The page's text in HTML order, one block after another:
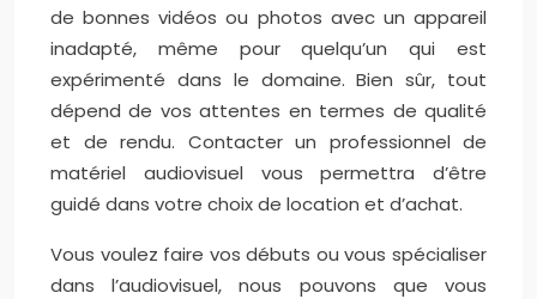
de bonnes vidéos ou photos avec un appareil
inadapté, même pour quelqu’un qui est
expérimenté dans le domaine. Bien sûr, tout
dépend de vos attentes en termes de qualité
et de rendu. Contacter un professionnel de
matériel audiovisuel vous permettra d’être
guidé dans votre choix de location et d’achat.
Vous voulez faire vos débuts ou vous spécialiser
dans l’audiovisuel, nous pouvons que vous